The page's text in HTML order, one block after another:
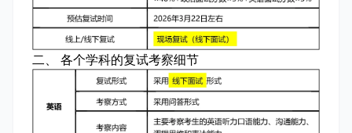
二、 各个学科的复试考察细节